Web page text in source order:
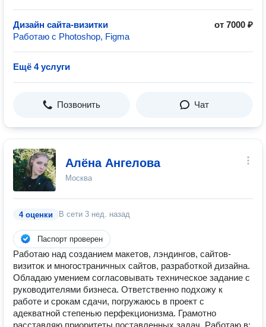
Дизайн сайта-визитки
от 7000 ₽
Работаю с Photoshop, Figma
Ещё 4 услуги
Позвонить Чат
Алёна Ангелова
Москва
4 оценки В сети 3 нед. назад
Паспорт проверен
Работаю над созданием макетов, лэндингов, сайтов-
визиток и многостраничных сайтов, разработкой дизайна.
Обладаю умением согласовывать техническое задание с
руководителями бизнеса. Ответственно подхожу к
работе и срокам сдачи, погружаюсь в проект с
адекватной степенью перфекционизма. Грамотно
расставляю приоритеты поставленных задач. Работаю в: